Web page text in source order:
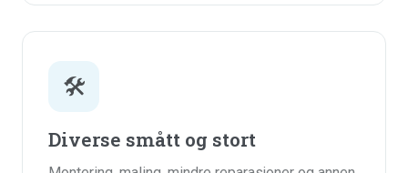
🛠️
Diverse smått og stort